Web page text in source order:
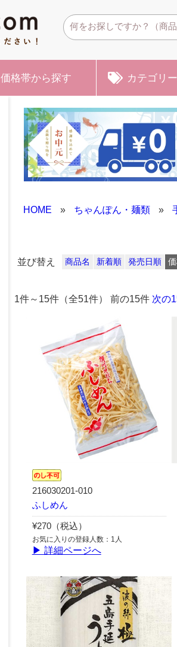
価格帯から探す カテゴリー
HOME » ちゃんぽん・麺類 »
並び替え 商品名 新着順 発売日順
1件～15件（全51件） 前の15件 次の
216030201-010
ふしめん
¥270（税込）
お気に入りの登録人数：1人
▶ 詳細ページへ